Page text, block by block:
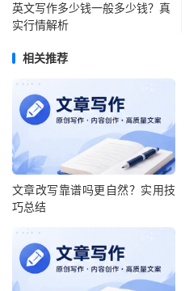
英文写作多少钱一般多少钱？真
实行情解析
相关推荐
文章改写靠谱吗更自然？实用技
巧总结